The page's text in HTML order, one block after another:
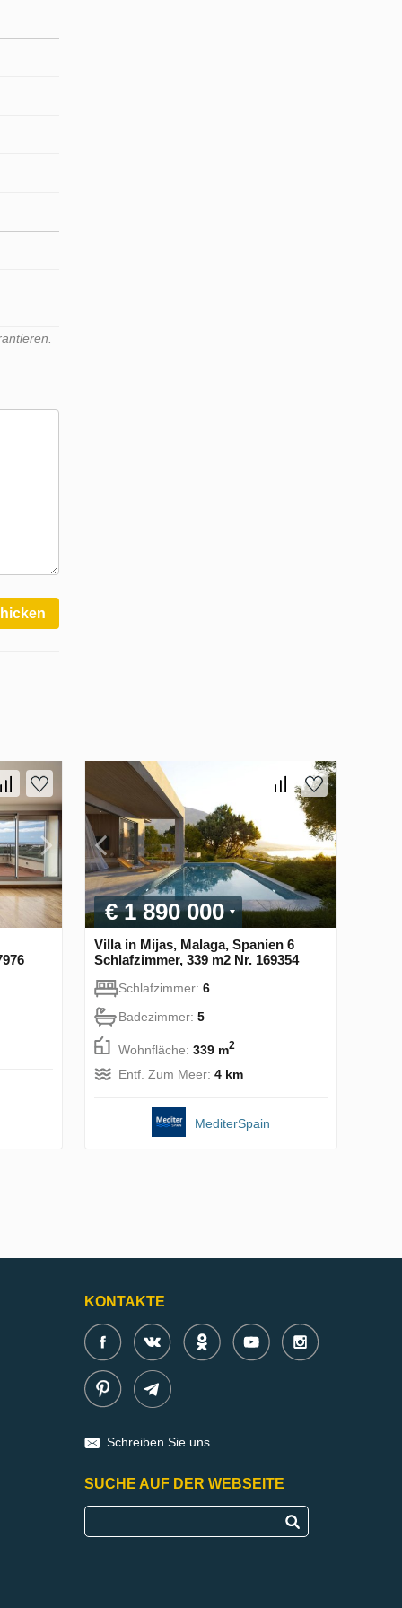
€ 1 890 000
Villa in Mijas, Malaga, Spanien 6
Schlafzimmer, 339 m2 Nr. 169354
Schlafzimmer: 6
Badezimmer: 5
Wohnfläche: 339 m2
Entf. Zum Meer: 4 km
MediterSpain
KONTAKTE
Schreiben Sie uns
SUCHE AUF DER WEBSEITE